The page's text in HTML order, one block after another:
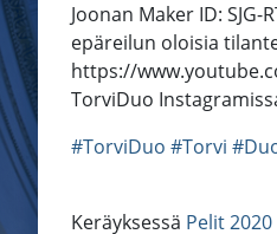
Joonan Maker ID:
epäreilun oloisia
https://
TorviDuo
#TorviDuo #Torvi
Keräyksessä Pelit 2020